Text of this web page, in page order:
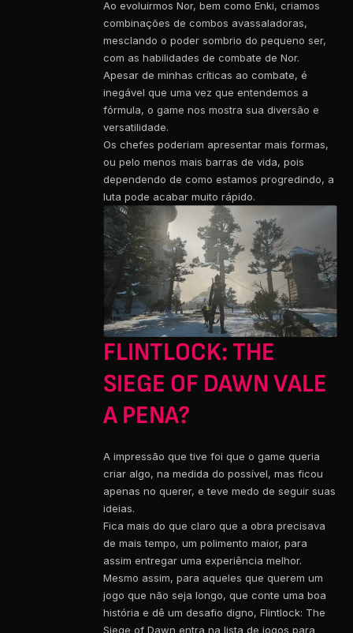
Ao evoluirmos Nor, bem como Enki, criamos
combinações de combos avassaladoras,
mesclando o poder sombrio do pequeno ser,
com as habilidades de combate de Nor.
Apesar de minhas críticas ao combate, é
inegável que uma vez que entendemos a
fórmula, o game nos mostra sua diversão e
versatilidade.
Os chefes poderiam apresentar mais formas,
ou pelo menos mais barras de vida, pois
dependendo de como estamos progredindo, a
luta pode acabar muito rápido.
FLINTLOCK: THE
SIEGE OF DAWN VALE
A PENA?
A impressão que tive foi que o game queria
criar algo, na medida do possível, mas ficou
apenas no querer, e teve medo de seguir suas
ideias.
Fica mais do que claro que a obra precisava
de mais tempo, um polimento maior, para
assim entregar uma experiência melhor.
Mesmo assim, para aqueles que querem um
jogo que não seja longo, que conte uma boa
história e dê um desafio digno, Flintlock: The
Siege of Dawn entra na lista de jogos para